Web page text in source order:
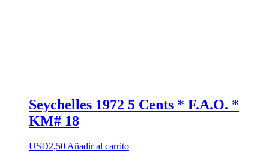
Seychelles 1972 5 Cents * F.A.O. *
KM# 18
USD2,50 Añadir al carrito